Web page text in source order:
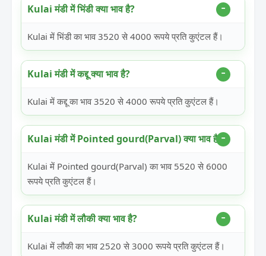
Kulai मंडी में भिंडी क्या भाव है?
Kulai में भिंडी का भाव 3520 से 4000 रूपये प्रति कुएंटल हैं।
Kulai मंडी में कद्दू क्या भाव है?
Kulai में कद्दू का भाव 3520 से 4000 रूपये प्रति कुएंटल हैं।
Kulai मंडी में Pointed gourd(Parval) क्या भाव है?
Kulai में Pointed gourd(Parval) का भाव 5520 से 6000
रूपये प्रति कुएंटल हैं।
Kulai मंडी में लौकी क्या भाव है?
Kulai में लौकी का भाव 2520 से 3000 रूपये प्रति कुएंटल हैं।